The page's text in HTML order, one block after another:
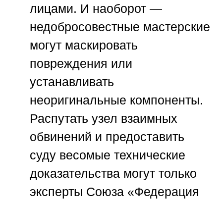
лицами. И наоборот —
недобросовестные мастерские
могут маскировать
повреждения или
устанавливать
неоригинальные компоненты.
Распутать узел взаимных
обвинений и предоставить
суду весомые технические
доказательства могут только
эксперты Союза «Федерация